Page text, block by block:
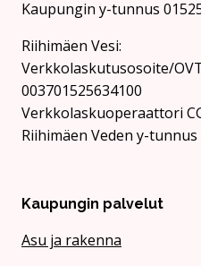
Kaupungin y-tunnus
Rii­hi­mäen Vesi:
Verkkolaskutusosoite/
003701525634100
Verkkolaskuoperaattori
Riihimäen Veden y-tunnus
Kaupungin palvelut
Asu ja rakenna